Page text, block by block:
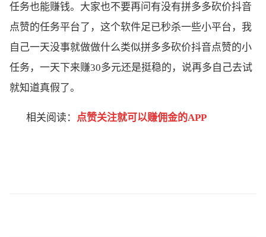
任务也能赚钱。大家也不要再问有没有拼多多砍价抖音
点赞的任务平台了，这个软件足已秒杀一些小平台，我
自己一天没事就做做什么类似拼多多砍价抖音点赞的小
任务，一天下来赚30多元还是挺稳的，说再多自己去试
就知道真假了。
相关阅读： 点赞关注就可以赚佣金的APP